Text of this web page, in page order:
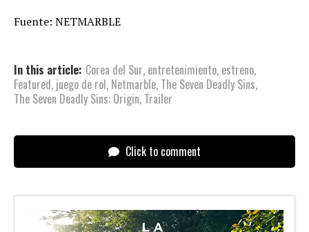
Fuente: NETMARBLE
In this article: Corea del Sur, entretenimiento, estreno,
Featured, juego de rol, Netmarble, The Seven Deadly Sins,
The Seven Deadly Sins: Origin, Trailer
Click to comment